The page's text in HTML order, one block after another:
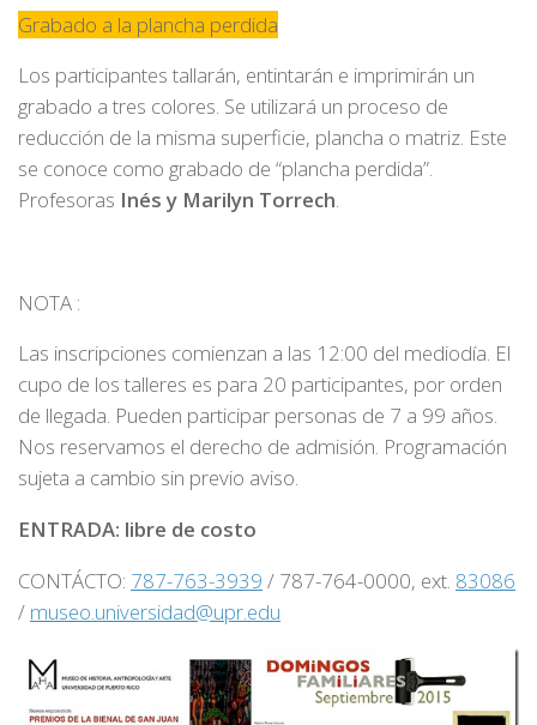
Grabado a la plancha perdida
Los participantes tallarán, entintarán e imprimirán un
grabado a tres colores. Se utilizará un proceso de
reducción de la misma superficie, plancha o matriz. Este
se conoce como grabado de “plancha perdida”.
Profesoras Inés y Marilyn Torrech.
NOTA :
Las inscripciones comienzan a las 12:00 del mediodía. El
cupo de los talleres es para 20 participantes, por orden
de llegada. Pueden participar personas de 7 a 99 años.
Nos reservamos el derecho de admisión. Programación
sujeta a cambio sin previo aviso.
ENTRADA: libre de costo
CONTÁCTO: 787-763-3939 / 787-764-0000, ext. 83086
/ museo.universidad@upr.edu